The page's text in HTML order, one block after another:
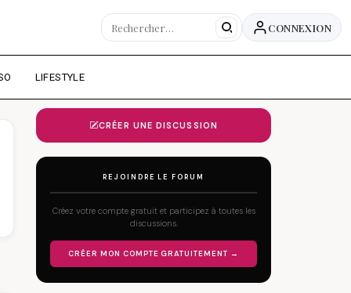
CONNEXION
LIFESTYLE
CRÉER UNE DISCUSSION
REJOINDRE LE FORUM
Créez votre compte gratuit et participez à toutes les
discussions.
CRÉER MON COMPTE GRATUITEMENT →